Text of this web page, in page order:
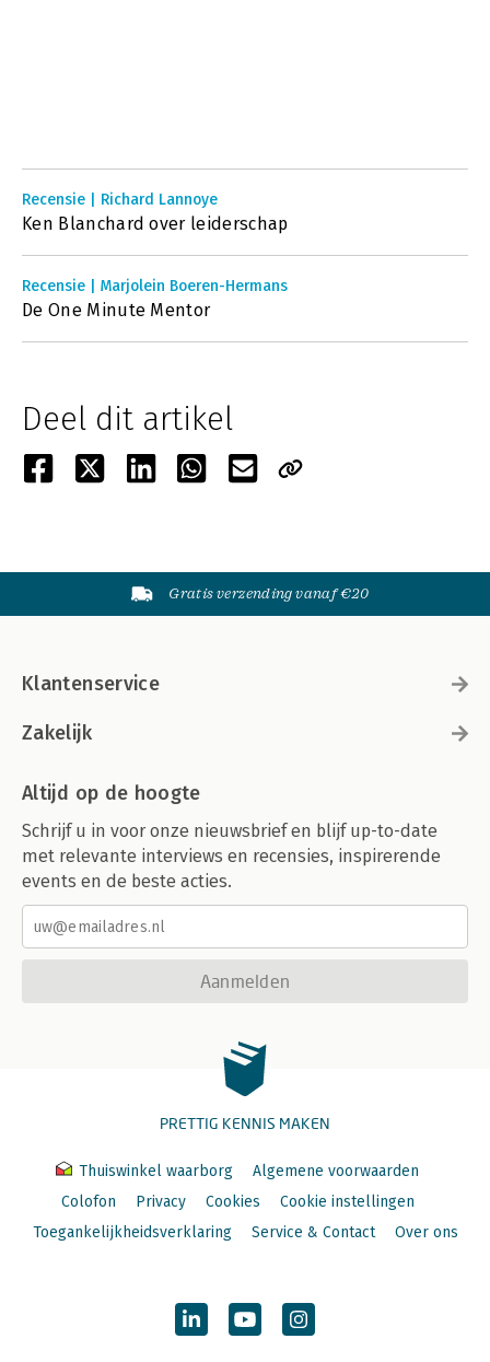
Recensie | Richard Lannoye
Ken Blanchard over leiderschap
Recensie | Marjolein Boeren-Hermans
De One Minute Mentor
Deel dit artikel
Gratis verzending vanaf €20
Klantenservice
Zakelijk
Altijd op de hoogte
Schrijf u in voor onze nieuwsbrief en blijf up-to-date
met relevante interviews en recensies, inspirerende
events en de beste acties.
Aanmelden
PRETTIG KENNIS MAKEN
Thuiswinkel waarborg
Algemene voorwaarden
Colofon
Privacy Cookies
Cookie instellingen
Toegankelijkheidsverklaring
Service & Contact Over ons